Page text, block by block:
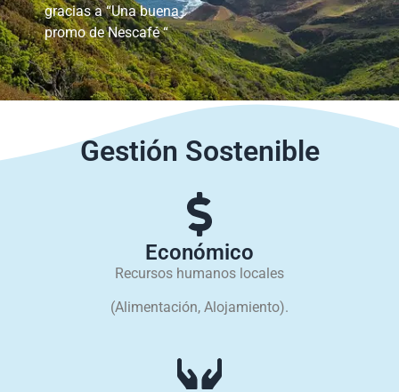
gracias a “Una buena
promo de Nescafé “
Gestión Sostenible
Económico
Recursos humanos locales
(Alimentación, Alojamiento).